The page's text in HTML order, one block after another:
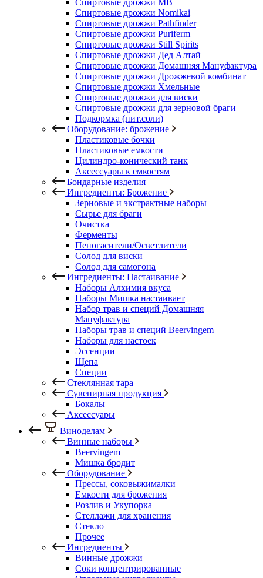
Спиртовые дрожжи MB
Спиртовые дрожжи Nomikai
Спиртовые дрожжи Pathfinder
Спиртовые дрожжи Puriferm
Спиртовые дрожжи Still Spirits
Спиртовые дрожжи Дед Алтай
Спиртовые дрожжи Домашняя Мануфактура
Спиртовые дрожжи Дрожжевой комбинат
Спиртовые дрожжи Хмельные
Спиртовые дрожжи для виски
Спиртовые дрожжи для зерновой браги
Подкормка (пит.соли)
Оборудование: брожение
Пластиковые бочки
Пластиковые емкости
Цилиндро-конический танк
Аксессуары к емкостям
Бондарные изделия
Ингредиенты: Брожение
Зерновые и экстрактные наборы
Сырье для браги
Очистка
Ферменты
Пеногасители/Осветлители
Солод для виски
Солод для самогона
Ингредиенты: Настаивание
Наборы Алхимия вкуса
Наборы Мишка настаивает
Набор трав и специй Домашняя
Мануфактура
Наборы трав и специй Beervingem
Наборы для настоек
Эссенции
Щепа
Специи
Стеклянная тара
Сувенирная продукция
Бокалы
Аксессуары
Виноделам
Винные наборы
Beervingem
Мишка бродит
Оборудование
Прессы, соковыжималки
Емкости для брожения
Розлив и Укупорка
Стеллажи для хранения
Стекло
Прочее
Ингредиенты
Винные дрожжи
Соки концентрированные